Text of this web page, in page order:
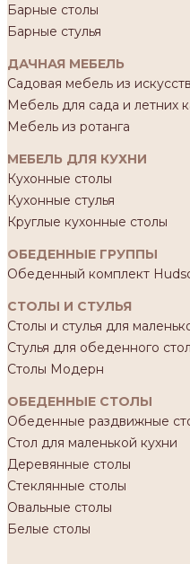
Барные столы
Барные стулья
ДАЧНАЯ МЕБЕЛЬ
Садовая мебель из
Мебель для сада и летних
Мебель из ротанга
МЕБЕЛЬ ДЛЯ КУХНИ
Кухонные столы
Кухонные стулья
Круглые кухонные столы
ОБЕДЕННЫЕ ГРУППЫ
Обеденный комплект
СТОЛЫ И СТУЛЬЯ
Столы и стулья для
Стулья для обеденного
Столы Модерн
ОБЕДЕННЫЕ СТОЛЫ
Обеденные раздвижные
Стол для маленькой кухни
Деревянные столы
Стеклянные столы
Овальные столы
Белые столы